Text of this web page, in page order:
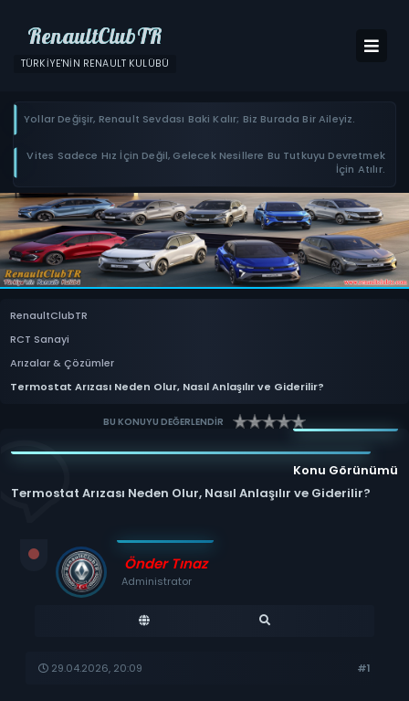
RenaultClubTR
TÜRKIYE'NIN RENAULT KULÜBÜ
Yollar Değişir, Renault Sevdası Baki Kalır; Biz Burada Bir Aileyiz.
Vites Sadece Hız İçin Değil, Gelecek Nesillere Bu Tutkuyu Devretmek
İçin Atılır.
RenaultClubTR
RCT Sanayi
Arızalar & Çözümler
Termostat Arızası Neden Olur, Nasıl Anlaşılır ve Giderilir?
BU KONUYU DEĞERLENDİR
Konu Görünümü
Termostat Arızası Neden Olur, Nasıl Anlaşılır ve Giderilir?
Önder Tınaz
Administrator
29.04.2026, 20:09 #1